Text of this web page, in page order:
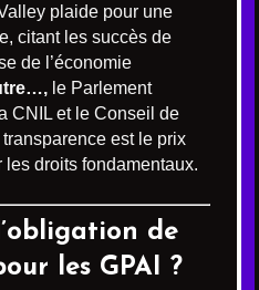
plaide pour une
citant les succès de
de l’économie
le Parlement
CNIL et le Conseil de
transparence est le prix
droits fondamentaux.
de
les GPAI ?